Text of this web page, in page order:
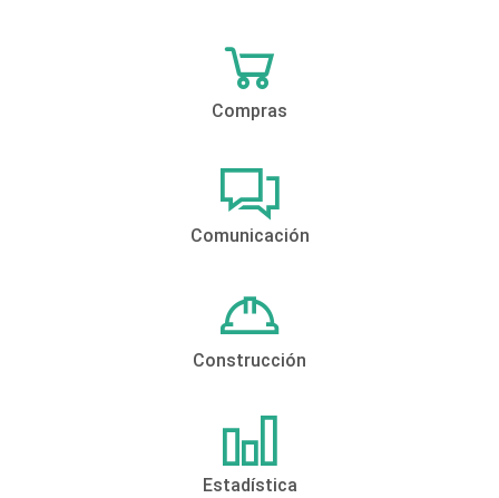
Compras
Comunicación
Construcción
Estadística